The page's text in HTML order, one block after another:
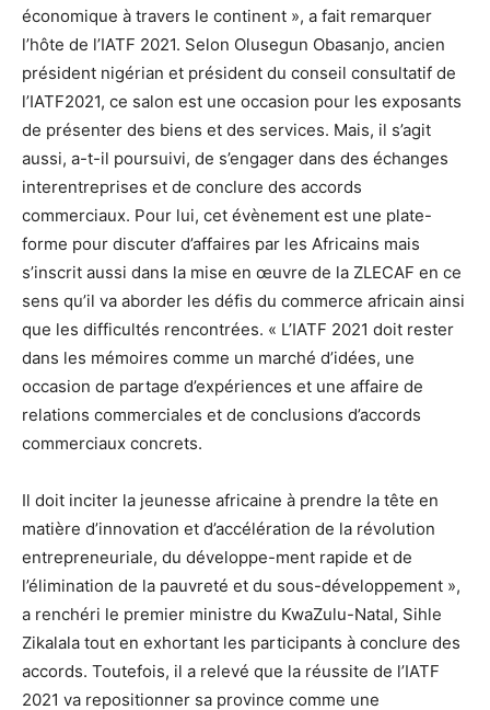
économique à travers le continent », a fait remarquer
l’hôte de l’IATF 2021. Selon Olusegun Obasanjo, ancien
président nigérian et président du conseil consultatif de
l’IATF2021, ce salon est une occasion pour les exposants
de présenter des biens et des services. Mais, il s’agit
aussi, a-t-il poursuivi, de s’engager dans des échanges
interentreprises et de conclure des accords
commerciaux. Pour lui, cet évènement est une plate-
forme pour discuter d’affaires par les Africains mais
s’inscrit aussi dans la mise en œuvre de la ZLECAF en ce
sens qu’il va aborder les défis du commerce africain ainsi
que les difficultés rencontrées. « L’IATF 2021 doit rester
dans les mémoires comme un marché d’idées, une
occasion de partage d’expériences et une affaire de
relations commerciales et de conclusions d’accords
commerciaux concrets.
Il doit inciter la jeunesse africaine à prendre la tête en
matière d’innovation et d’accélération de la révolution
entrepreneuriale, du développe-ment rapide et de
l’élimination de la pauvreté et du sous-développement »,
a renchéri le premier ministre du KwaZulu-Natal, Sihle
Zikalala tout en exhortant les participants à conclure des
accords. Toutefois, il a relevé que la réussite de l’IATF
2021 va repositionner sa province comme une